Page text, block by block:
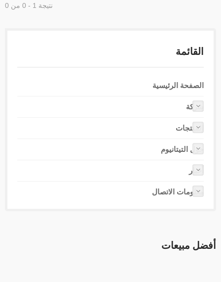
نتيجة 1 - 0 من 0
القائمة
الصفحة الرئيسية
شركة
المنتجات
حول التيتانيوم
أخبار
معلومات الاتصال
مبيعات